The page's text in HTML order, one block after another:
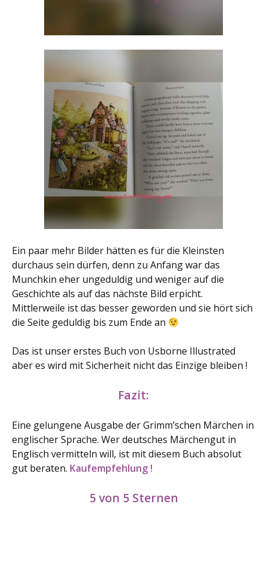
Ein paar mehr Bilder hätten es für die Kleinsten
durchaus sein dürfen, denn zu Anfang war das
Munchkin eher ungeduldig und weniger auf die
Geschichte als auf das nächste Bild erpicht.
Mittlerweile ist das besser geworden und sie hört sich
die Seite geduldig bis zum Ende an
Das ist unser erstes Buch von Usborne Illustrated
aber es wird mit Sicherheit nicht das Einzige bleiben !
Fazit:
Eine gelungene Ausgabe der Grimm’schen Märchen in
englischer Sprache. Wer deutsches Märchengut in
Englisch vermitteln will, ist mit diesem Buch absolut
gut beraten. Kaufempfehlung !
5 von 5 Sternen